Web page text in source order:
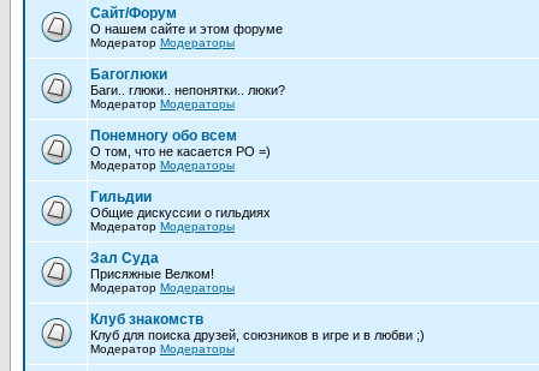
Сайт/Форум
О нашем сайте и этом форуме
Модератор Модераторы
Багоглюки
Баги.. глюки.. непонятки.. люки?
Модератор Модераторы
Понемногу обо всем
О том, что не каcается РО =)
Модератор Модераторы
Гильдии
Общие дискуссии о гильдиях
Модератор Модераторы
Зал Суда
Присяжные Велком!
Модератор Модераторы
Клуб знакомств
Клуб для поиска друзей, союзников в игре и в любви ;)
Модератор Модераторы